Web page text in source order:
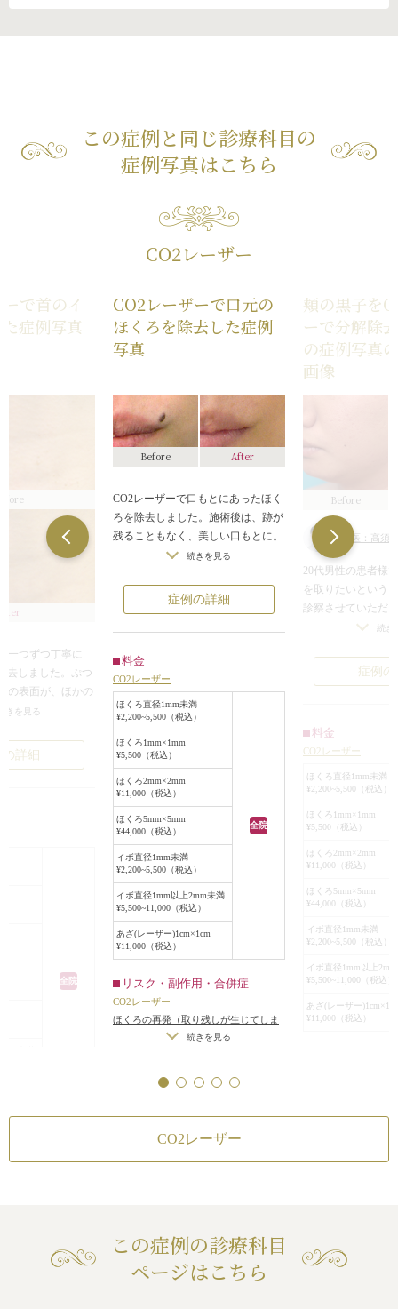
この症例と同じ診療科目の
症例写真はこちら
CO2レーザー
で首のイ
症例写真
一つずつ丁寧に
去しました。ぷつ
の表面が、ほかの
なめらかにきれい
ろはCO2レーザ
切除して縫合しま
きを見る
詳細
全院
CO2レーザーで口元の
ほくろを除去した症例
写真
Before After
CO2レーザーで口もとにあったほく
ろを除去しました。施術後は、跡が
残ることもなく、美しい口もとに。
CO2レーザーなら痛みもほとんどな
た。ほくろがなくなるだけで、口も
との印象がずいぶん変わりますね。
続きを見る
症例の詳細
料金
CO2レーザー
ほくろ直径1mm未満
¥2,200~5,500（税込）
全院
ほくろ1mm×1mm
¥5,500（税込）
ほくろ2mm×2mm
¥11,000（税込）
ほくろ5mm×5mm
¥44,000（税込）
イボ直径1mm未満
¥2,200~5,500（税込）
イボ直径1mm以上2mm未満
¥5,500~11,000（税込）
あざ(レーザー)1cm×1cm
¥11,000（税込）
リスク・副作用・合併症
CO2レーザー
ほくろの再発（取り残しが生じてしま
/傷跡が肥厚性瘢痕やケロ
続きを見る
頬の黒子を
ーで分解除
の症例写真
画像
Before
担当医：高須
20代男性の患者様
を取りたいという
診察させていただ
頬に直径約5mmの
不整な形状、染み
傾向もないため、
黒子の除去には、
除し縫合する手術
で分解除去する方
ます。
この部位のこの程
の場合は、手術で
CO2レーザーで除
になるため、CO2
ることになりまし
6ヶ月後には、元
ぼ同じくらいの面
だクレーター状の
が、ほとんどわか
ました。
もし、この黒子を
ら、短い傷で済ま
続き
症例
料金
CO2レーザー
ほくろ直径1mm未満
¥2,200~5,500（税込）
ほくろ1mm×1mm
¥5,500（税込）
ほくろ2mm×2mm
¥11,000（税込）
ほくろ5mm×5mm
¥44,000（税込）
イボ直径1mm未満
¥2,200~5,500（税込）
イボ直径1mm以上
¥5,500~11,000（税込）
あざ(レーザー
¥11,000（税込）
CO2レーザー
この症例の診療科目
ページはこちら